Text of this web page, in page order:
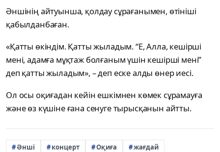
Әншінің айтуынша, қолдау сұрағанымен, өтініші
қабылданбаған.
«Қатты өкіндім. Қатты жыладым. “Е, Алла, кешірші
мені, адамға мұқтаж болғаным үшін кешірші мені”
деп қатты жыладым», – деп еске алды өнер иесі.
Ол осы оқиғадан кейін ешкімнен көмек сұрамауға
және өз күшіне ғана сенуге тырысқанын айтты.
Әнші концерт Оқиға жағдай